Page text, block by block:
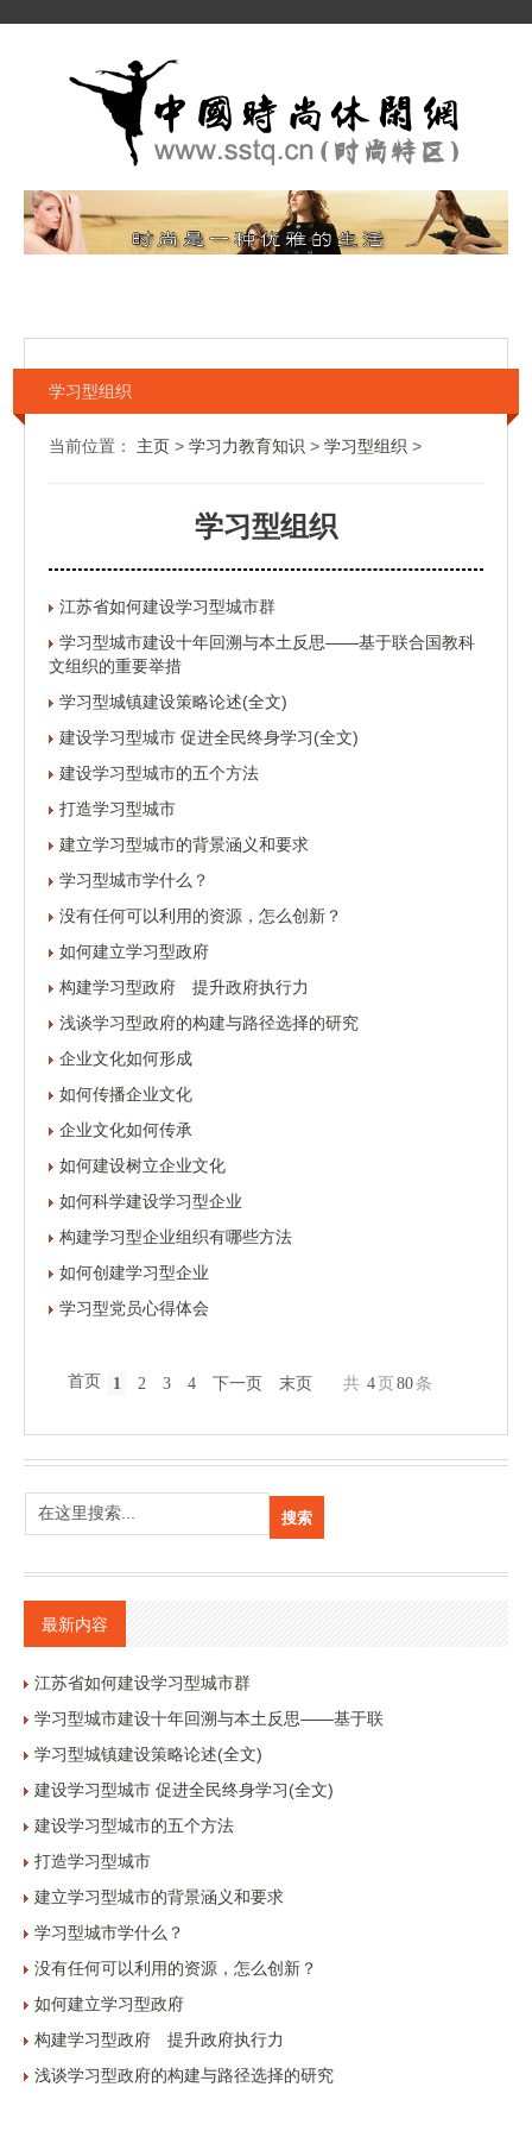
学习型组织
当前位置： 主页 > 学习力教育知识 > 学习型组织 >
学习型组织
江苏省如何建设学习型城市群
学习型城市建设十年回溯与本土反思——基于联合国教科
文组织的重要举措
学习型城镇建设策略论述(全文)
建设学习型城市 促进全民终身学习(全文)
建设学习型城市的五个方法
打造学习型城市
建立学习型城市的背景涵义和要求
学习型城市学什么？
没有任何可以利用的资源，怎么创新？
如何建立学习型政府
构建学习型政府 提升政府执行力
浅谈学习型政府的构建与路径选择的研究
企业文化如何形成
如何传播企业文化
企业文化如何传承
如何建设树立企业文化
如何科学建设学习型企业
构建学习型企业组织有哪些方法
如何创建学习型企业
学习型党员心得体会
首页 1 2 3 4 下一页 末页 共 4 页 80 条
最新内容
江苏省如何建设学习型城市群
学习型城市建设十年回溯与本土反思——基于联
学习型城镇建设策略论述(全文)
建设学习型城市 促进全民终身学习(全文)
建设学习型城市的五个方法
打造学习型城市
建立学习型城市的背景涵义和要求
学习型城市学什么？
没有任何可以利用的资源，怎么创新？
如何建立学习型政府
构建学习型政府 提升政府执行力
浅谈学习型政府的构建与路径选择的研究